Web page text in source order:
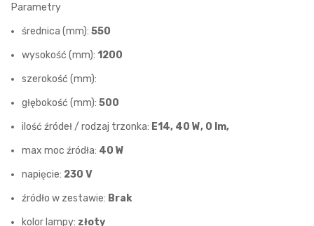
Parametry
średnica (mm): 550
wysokość (mm): 1200
szerokość (mm):
głębokość (mm): 500
ilość źródeł / rodzaj trzonka: E14, 40 W, 0 lm,
max moc źródła: 40 W
napięcie: 230 V
źródło w zestawie: Brak
kolor lampy: złoty